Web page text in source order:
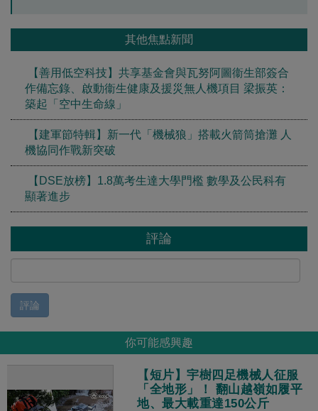
其他焦點新聞
【善用低空科技】共享基金會與瓦努阿圖衞生部簽合
作備忘錄、啟動衞生健康及援災無人機項目 梁振英：
築起「空中生命線」
【建軍節特輯】新一代「機械狼」搭載火箭筒搶灘 人
機協同作戰新突破
【DSE放榜】1.8萬考生達大學門檻 數學及公民科有
顯著進步
評論
評論
你可能感興趣
【短片】宇樹四足機械人征服
「全地形」！ 翻山越嶺如履平
地、最大載重達150公斤